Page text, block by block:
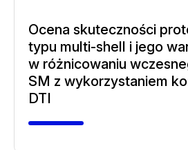
Ocena skuteczności
typu multi-shell i jego
w różnicowaniu
SM z wykorzystaniem
DTI